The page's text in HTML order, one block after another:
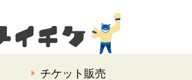
チケット販売